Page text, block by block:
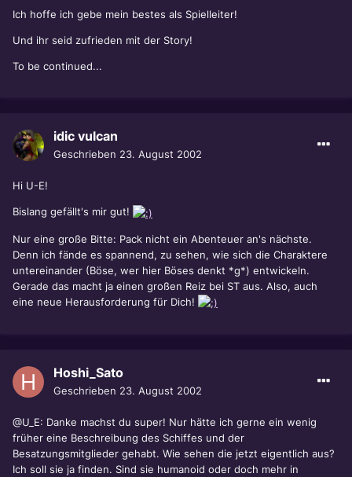
Ich hoffe ich gebe mein bestes als Spielleiter!
Und ihr seid zufrieden mit der Story!
To be continued...
idic vulcan
Geschrieben 23. August 2002
Hi U-E!
Bislang gefällt's mir gut!
Nur eine große Bitte: Pack nicht ein Abenteuer an's nächste.
Denn ich fände es spannend, zu sehen, wie sich die Charaktere
untereinander (Böse, wer hier Böses denkt *g*) entwickeln.
Gerade das macht ja einen großen Reiz bei ST aus. Also, auch
eine neue Herausforderung für Dich!
Hoshi_Sato
Geschrieben 23. August 2002
@U_E: Danke machst du super! Nur hätte ich gerne ein wenig
früher eine Beschreibung des Schiffes und der
Besatzungsmitglieder gehabt. Wie sehen die jetzt eigentlich aus?
Ich soll sie ja finden. Sind sie humanoid oder doch mehr in